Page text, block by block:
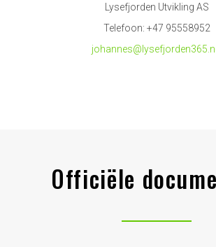
Lysefjorden Utvikling AS
Telefoon: +47 95558952
Officiële